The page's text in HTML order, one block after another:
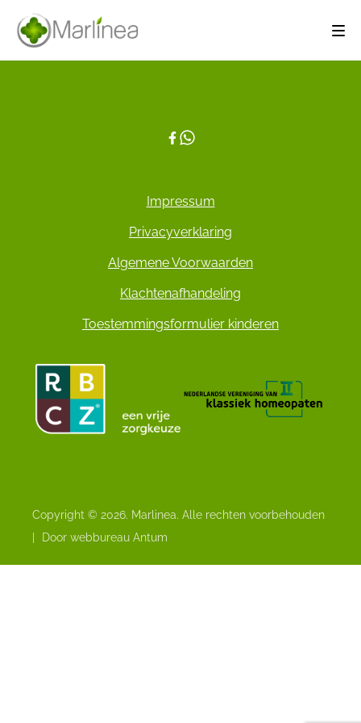
Impressum
Privacyverklaring
Algemene Voorwaarden
Klachtenafhandeling
Toestemmingsformulier kinderen
Copyright © 2026. Marlinea. Alle rechten voorbehouden
Door webbureau Antum